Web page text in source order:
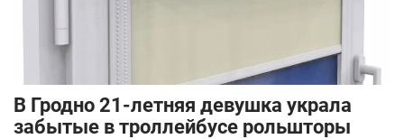
В Гродно 21-летняя девушка украла
забытые в троллейбусе рольшторы